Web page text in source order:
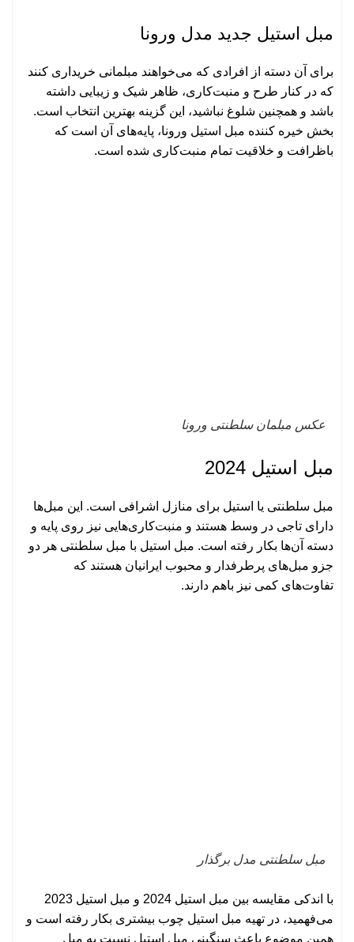
مبل استیل جدید مدل ورونا
برای آن دسته از افرادی که می‌خواهند مبلمانی خریداری کنند
که در کنار طرح و منبت‌کاری، ظاهر شیک و زیبایی داشته
باشد و همچنین شلوغ نباشید، این گزینه بهترین انتخاب است.
بخش خیره‌ کننده مبل استیل ورونا، پایه‌های آن است که
باظرافت و خلاقیت تمام منبت‌کاری ‌شده است.
عکس مبلمان سلطنتی ورونا
مبل استیل 2024
مبل سلطنتی یا استیل برای منازل اشرافی است. این مبل‌ها
دارای تاجی در وسط هستند و منبت‌کاری‌هایی نیز روی پایه و
دسته آن‌ها بکار رفته است. مبل استیل با مبل سلطنتی هر دو
جزو مبل‌های پرطرفدار و محبوب ایرانیان هستند که
تفاوت‌های کمی نیز باهم دارند.
مبل سلطنتی مدل برگذار
با اندکی مقایسه بین مبل استیل 2024 و مبل استیل 2023
می‌فهمید، در تهیه مبل استیل چوب بیشتری بکار رفته است و
همین موضوع باعث سنگینی مبل استیل نسبت به مبل